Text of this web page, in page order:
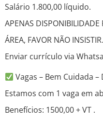
Salário 1.800,00 líquido.
APENAS
ÁREA, FAVOR NÃO INSISTIR.
Enviar currículo via
Vagas – Bem Cuidada
Estamos com 1 vaga em
Benefícios: 1500,00 + VT .